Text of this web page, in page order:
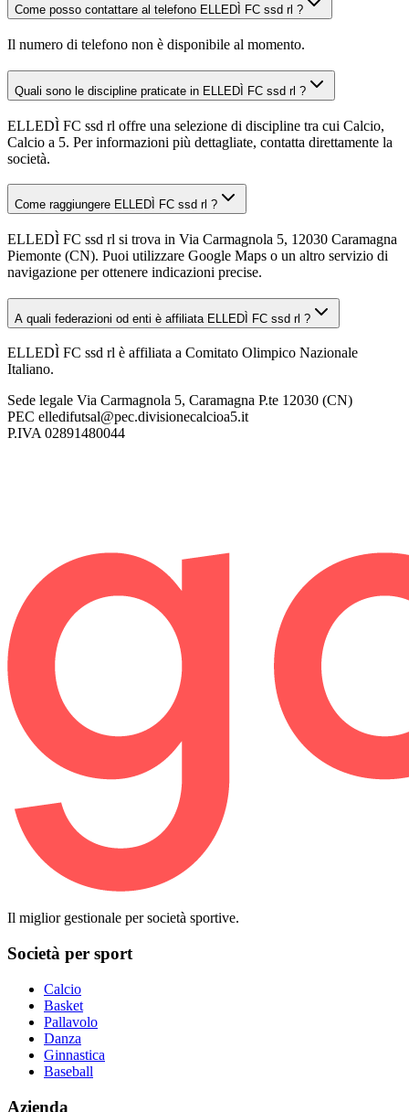
Come posso contattare al telefono ELLEDÌ FC ssd rl ?
Il numero di telefono non è disponibile al momento.
Quali sono le discipline praticate in ELLEDÌ FC ssd rl ?
ELLEDÌ FC ssd rl offre una selezione di discipline tra cui Calcio,
Calcio a 5. Per informazioni più dettagliate, contatta direttamente la
società.
Come raggiungere ELLEDÌ FC ssd rl ?
ELLEDÌ FC ssd rl si trova in Via Carmagnola 5, 12030 Caramagna
Piemonte (CN). Puoi utilizzare Google Maps o un altro servizio di
navigazione per ottenere indicazioni precise.
A quali federazioni od enti è affiliata ELLEDÌ FC ssd rl ?
ELLEDÌ FC ssd rl è affiliata a Comitato Olimpico Nazionale
Italiano.
Sede legale Via Carmagnola 5, Caramagna P.te 12030 (CN)
PEC elledifutsal@pec.divisionecalcioa5.it
P.IVA 02891480044
Il miglior gestionale per società sportive.
Società per sport
Calcio
Basket
Pallavolo
Danza
Ginnastica
Baseball
Azienda